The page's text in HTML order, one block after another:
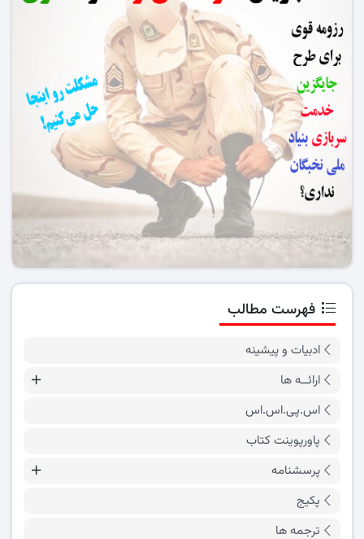
فهرست مطالب
ادبیات و پیشینه
ارائــه ها
اس.پی.اس.اس
پاورپوینت کتاب
پرسشنامه
پکیج
ترجمه ها